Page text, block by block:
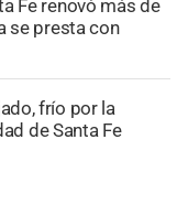
Fe renovó más de
se presta con
frío por la
de Santa Fe